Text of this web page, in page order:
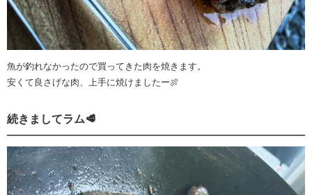
魚が釣れなかったので買ってきた肉を焼きます。
安くて良さげな肉、上手に焼けましたー🍖
続きましてラム🥩